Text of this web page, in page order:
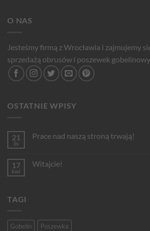
O NAS
Jesteśmy firmą z Wrocławia i zajmujemy
sprzedażą obrusów i poszewek
OSTATNIE WPISY
21
lis
Prace nad naszą stroną trwają!
Prace
17
kwi
Witajcie!
TAGI
Gobelin Poszewka